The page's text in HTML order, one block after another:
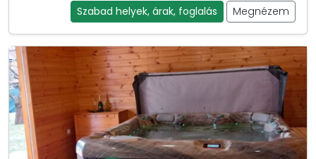
Szabad helyek, árak, foglalás Megnézem